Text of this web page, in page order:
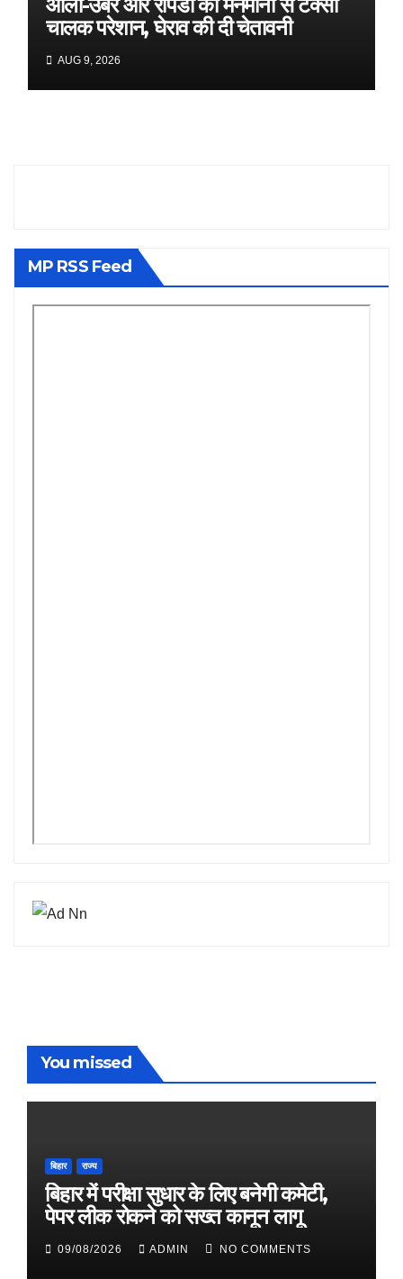
चालक परेशान, घेराव की दी चेतावनी
AUG 9, 2026
MP RSS Feed
You missed
बिहार राज्य
बिहार में परीक्षा सुधार के लिए बनेगी कमेटी,
पेपर लीक रोकने को सख्त कानून लागू
09/08/2026 ADMIN NO COMMENTS